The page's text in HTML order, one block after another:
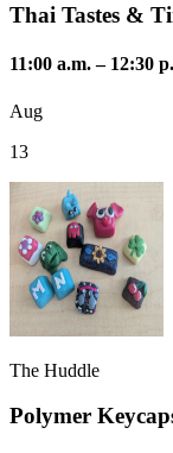
Thai Tastes &
11:00 a.m.– 12:30
Aug
13
The Huddle
Polymer